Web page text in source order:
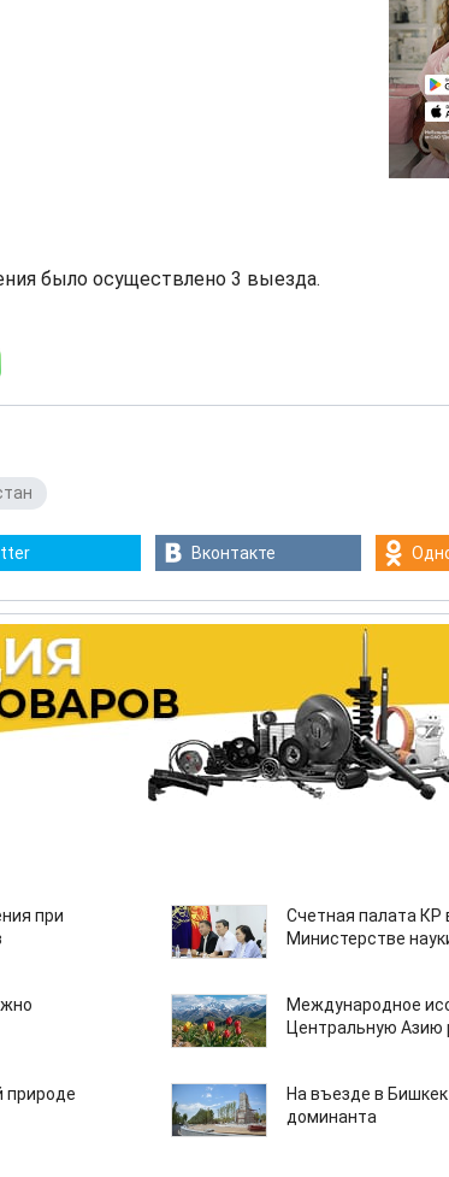
было осуществлено 3 выезда.
Вконтакте
при
Счетная палата КР
Министерстве
Международное
Центральную Азию
На въезде в
доминанта